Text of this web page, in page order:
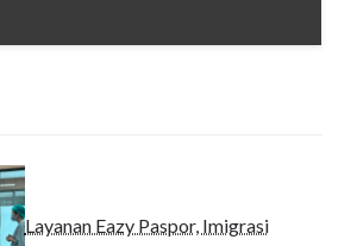
Layanan Eazy Paspor, Imigrasi